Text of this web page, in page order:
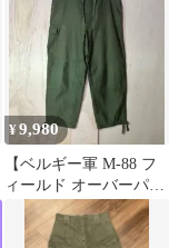
¥9,980
【ベルギー軍 M-88 フ
ィールド オーバーパン
ツ】3B ユーロミリタリ
ー90s